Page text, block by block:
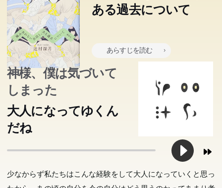
ある過去について
あらすじを読む
神様、僕は気づいて
しまった
大人になってゆくん
だね
少なからず私たちはこんな経験をして大人になっていくと思っ